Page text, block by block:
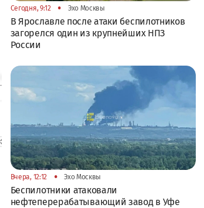
Сегодня, 9:12 • Эхо Москвы
В Ярославле после атаки беспилотников
загорелся один из крупнейших НПЗ
России
Вчера, 12:12 • Эхо Москвы
Беспилотники атаковали
нефтеперерабатывающий завод в Уфе